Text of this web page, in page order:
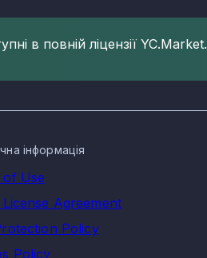
в повній ліцензії YC.Market.
інформація
of Use
Agreement
Policy
Policy